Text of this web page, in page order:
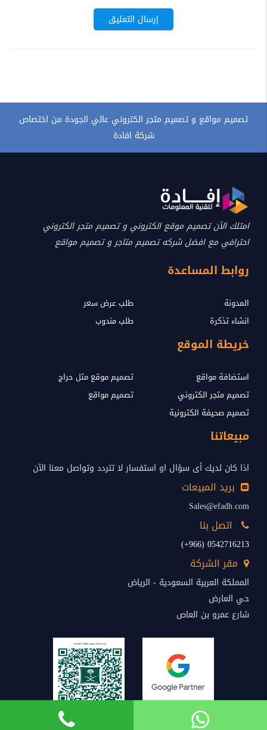
تصميم مواقع و تصميم متجر الكتروني عالي الجودة من اختصاص
شركة افادة
امتلك الأن تصميم موقع الكتروني و تصميم متجر الكتروني
احترافي مع افضل شركه تصميم متاجر و تصميم مواقع
روابط المساعدة
المدونة
طلب عرض سعر
انشاء تذكرة
طلب مندوب
خريطة الموقع
استضافة مواقع
تصميم موقع مثل حراج
تصميم متجر الكتروني
تصميم مواقع
تصميم صحيفة الكترونية
مبيعاتنا
اذا كان لديك أى سؤال او استفسار لا تتردد وتواصل معنا الآن
بريد المبيعات
Sales@efadh.com
اتصل بنا
0542716213 (966+)
مقر الشركة
المملكة العربية السعودية - الرياض
حي العارض
شارع عمرو بن العاص